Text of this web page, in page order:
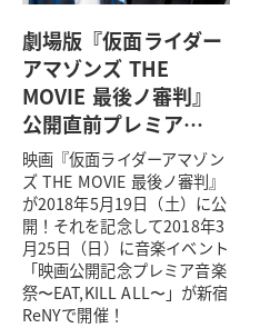
劇場版『仮面ライダー
アマゾンズ THE
MOVIE 最後ノ審判』
公開直前プレミア…
映画『仮面ライダーアマゾン
ズ THE MOVIE 最後ノ審判』
が2018年5月19日（土）に公
開！それを記念して2018年3
月25日（日）に音楽イベント
「映画公開記念プレミア音楽
祭〜EAT,KILL ALL〜」が新宿
ReNYで開催！